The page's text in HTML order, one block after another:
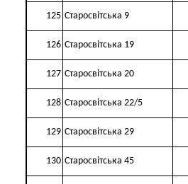
125 Старосвітська 9
126 Старосвітська 19
127 Старосвітська 20
128 Старосвітська 22/5
129 Старосвітська 29
130 Старосвітська 45